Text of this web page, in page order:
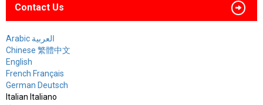
Contact Us
Arabic العربية
Chinese 繁體中文
English
French Français
German Deutsch
Italian Italiano